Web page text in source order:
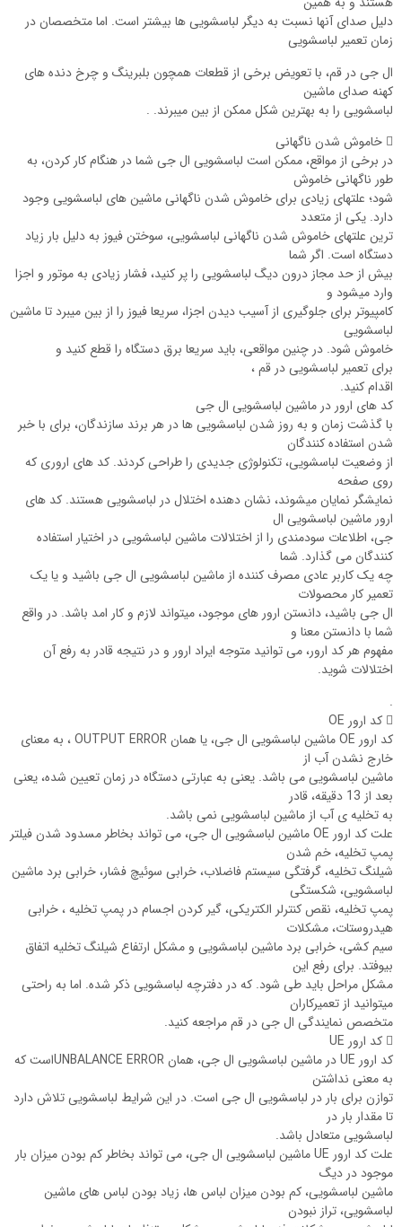
دلیل صدای آن‏ها نسبت به دیگر لباسشویی‏ ها بیشتر است. اما متخصصان در
زمان تعمیر لباسشویی
ال جی در قم، با تعویض برخی از قطعات همچون بلبرینگ و چرخ دنده‏ های
کهنه صدای ماشین
لباسشویی را به بهترین شکل ممکن از بین می‏برند. .
 خاموش شدن ناگهانی
در برخی از مواقع، ممکن است لباسشویی ال جی شما در هنگام کار کردن، به
طور ناگهانی خاموش
شود؛ علت‏های زیادی برای خاموش شدن ناگهانی ماشین های لباسشویی وجود
دارد. یکی از متعدد
ترین علت‏های خاموش شدن ناگهانی لباسشویی، سوختن فیوز به دلیل بار زیاد
دستگاه است. اگر شما
بیش از حد مجاز درون دیگ لباسشویی را پر کنید، فشار زیادی به موتور و اجزا
وارد می‏شود و
کامپیوتر برای جلوگیری از آسیب دیدن اجزا، سریعا فیوز را از بین می‏برد تا ماشین
لباسشویی
خاموش شود. در چنین مواقعی، باید سریعا برق دستگاه را قطع کنید و
برای تعمیر لباسشویی در قم ،
اقدام کنید.
کد های ارور در ماشین لباسشویی ال جی
با گذشت زمان و به روز شدن لباسشویی ها در هر برند سازندگان، برای با خبر
شدن استفاده کنندگان
از وضعیت لباسشویی، تکنولوژی جدیدی را طراحی کردند. کد های اروری که
روی صفحه
نمایشگر نمایان میشوند، نشان دهنده اختلال در لباسشویی هستند. کد های
ارور ماشین لباسشویی ال
جی، اطلاعات سودمندی را از اختلالات ماشین لباسشویی در اختیار استفاده
کنندگان می گذارد. شما
چه یک کاربر عادی مصرف کننده از ماشین لباسشویی ال جی باشید و یا یک
تعمیر کار محصولات
ال جی باشید، دانستن ارور های موجود، میتواند لازم و کار امد باشد. در واقع
شما با دانستن معنا و
مفهوم هر کد ارور، می توانید متوجه ایراد ارور و در نتیجه قادر به رفع آن
اختلالات شوید.
.
 کد ارور OE
کد ارور OE ماشین لباسشویی ال جی، یا همان OUTPUT ERROR ، به معنای
خارج نشدن آب از
ماشین لباسشویی می باشد. یعنی به عبارتی دستگاه در زمان تعیین شده، یعنی
بعد از 13 دقیقه، قادر
به تخلیه ی آب از ماشین لباسشویی نمی باشد.
علت کد ارور OE ماشین لباسشویی ال جی، می تواند بخاطر مسدود شدن فیلتر
پمپ تخلیه، خم شدن
شیلنگ تخلیه، گرفتگی سیستم فاضلاب، خرابی سوئیچ فشار، خرابی برد ماشین
لباسشویی، شکستگی
پمپ تخلیه، نقص کنترلر الکتریکی، گیر کردن اجسام در پمپ تخلیه ، خرابی
هیدروستات، مشکلات
سیم کشی، خرابی برد ماشین لباسشویی و مشکل ارتفاع شیلنگ تخلیه اتفاق
بیوفتد. برای رفع این
مشکل مراحل باید طی شود. که در دفترچه لباسشویی ذکر شده. اما به راحتی
میتوانید از تعمیرکاران
متخصص نمایندگی ال جی در قم مراجعه کنید.
 کد ارور UE
کد ارور UE در ماشین لباسشویی ال جی، همان UNBALANCE ERRORاست که
به معنی نداشتن
توازن برای بار در لباسشویی ال جی است. در این شرایط لباسشویی تلاش دارد
تا مقدار بار در
لباسشویی متعادل باشد.
علت کد ارور UE ماشین لباسشویی ال جی، می تواند بخاطر کم بودن میزان بار
موجود در دیگ
ماشین لباسشویی، کم بودن میزان لباس ها، زیاد بودن لباس های ماشین
لباسشویی، تراز نبودن